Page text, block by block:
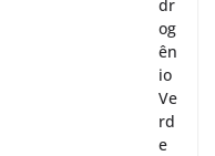
dr
og
ên
io
Ve
rd
e